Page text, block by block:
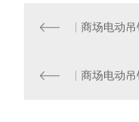
商场电动
商场电动